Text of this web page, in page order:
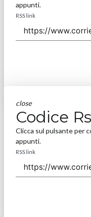
appunti.
RSS link
close
Codice
Clicca sul pulsante per
appunti.
RSS link